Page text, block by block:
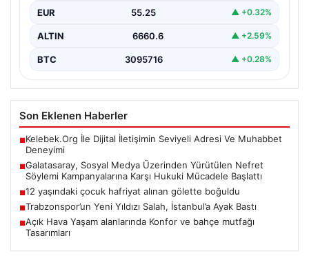
Galatasaray Spor Kulübü, son zamanlarda özellikle
sosyal medya platformlarında artış gösteren nefret
EUR 55.25 ▲ +0.32%
ALTIN 6660.6 ▲ +2.59%
BTC 3095716 ▲ +0.28%
Son Eklenen Haberler
■Kelebek.Org İle Dijital İletişimin Seviyeli Adresi Ve Muhabbet
Deneyimi
■Galatasaray, Sosyal Medya Üzerinden Yürütülen Nefret
Söylemi Kampanyalarına Karşı Hukuki Mücadele Başlattı
■12 yaşındaki çocuk hafriyat alınan gölette boğuldu
■Trabzonspor’un Yeni Yıldızı Salah, İstanbul’a Ayak Bastı
■Açık Hava Yaşam alanlarında Konfor ve bahçe mutfağı
Tasarımları